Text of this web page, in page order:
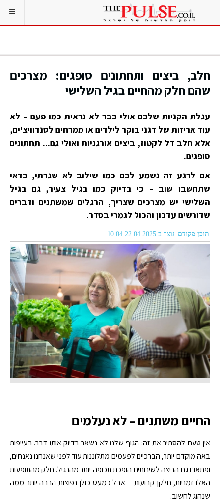
חלב, ביצים ותחתונים סופגים: מצרכים
שהם חלק מהחיים בגיל השלישי
עגלת הקניות שלכם אולי כבר לא נראית כמו פעם – לא
עוד אריזות של דגני בוקר לילדים או ממרחים לסנדוויצ'ים,
אלא חלב דל לקטוז, ביצים אורגניות ואולי גם... תחתונים
סופגים.
אם לרגע זה נשמע לכם כמו שילוב לא שגרתי, כדאי
שתחשבו שוב – כי בדיוק כמו בגיל צעיר, גם בגיל
השלישי יש מצרכים שצריך, הרגלים שמשתנים ודברים
שדורשים עדכון והכול לגמרי בסדר.
תוכן מקודם נוצר ב 22.04.2025 10:04
החיים משתנים – לא נעלמים
אין טעם להסתיר את זה: הגוף שלנו לא נשאר בדיוק אותו דבר. העייפות
באה מוקדם יותר, הברכיים לפעמים מתלוננות עוד לפני שאנחנו נאנחים,
ופתאום גם הריצה לשירותים הופכת תכופה יותר מהרגיל. חלק מהתופעות
האלו זמניות, חלקן קבועות – אבל כמעט כולן נפוצות הרבה יותר ממה
שנהוג לחשוב.